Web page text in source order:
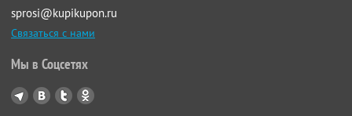
sprosi@kupikupon.ru
Связаться с нами
Мы в Соцсетях